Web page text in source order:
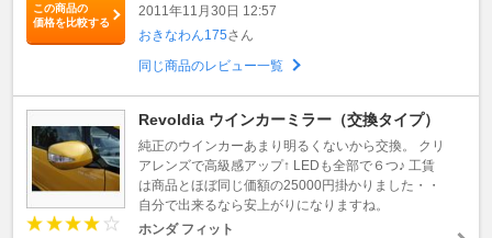
この商品の
価格を比較する
2011年11月30日 12:57
おきなわん175さん
同じ商品のレビュー一覧
Revoldia ウインカーミラー（交換タイプ）
純正のウインカーあまり明るくないから交換。 クリ
アレンズで高級感アップ↑ LEDも全部で６つ♪ 工賃
は商品とほぼ同じ価額の25000円掛かりました・・
自分で出来るなら安上がりになりますね。
ホンダ フィット